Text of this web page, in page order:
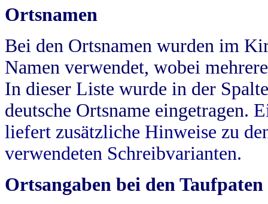
Ortsnamen
Bei den Ortsnamen wurden im
Namen verwendet, wobei
In dieser Liste wurde in der
deutsche Ortsname eingetragen.
liefert zusätzliche Hinweise zu
verwendeten Schreibvarianten.
Ortsangaben bei den Taufpaten